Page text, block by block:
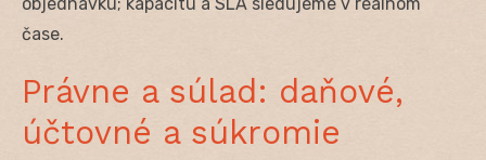
čase.
Právne a súlad: daňové,
účtovné a súkromie